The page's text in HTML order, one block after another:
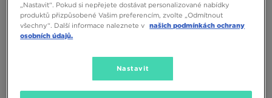
Žádné produkty k zobrazení
Změňte kritéria vyhledávání nebo
odstraňte vybrané filtry
„Nastavit“. Pokud si nepřejete dostávat personalizované nabídky
produktů přizpůsobené Vašim preferencím, zvolte „Odmítnout
všechny“. Další informace naleznete v našich podmínkách ochrany
osobních údajů.
Nastavit